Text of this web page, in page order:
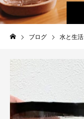
ブログ 水と生活